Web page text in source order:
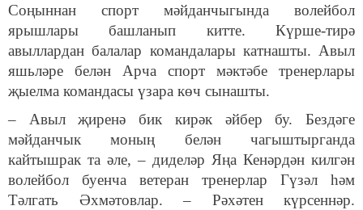
Соңыннан спорт мәйданчыгында волейбол
ярышлары башланып китте. Күрше-тирә
авыллардан балалар командалары катнашты. Авыл
яшьләре белән Арча спорт мәктәбе тренерлары
җыелма командасы үзара көч сынашты.
– Авыл җиренә бик кирәк әйбер бу. Бездәге
мәйданчык моның белән чагыштырганда
кайтышрак та әле, – диделәр Яңа Кенәрдән килгән
волейбол буенча ветеран тренерлар Гүзәл һәм
Тәлгать Әхмәтовлар. – Рәхәтен күрсеннәр.